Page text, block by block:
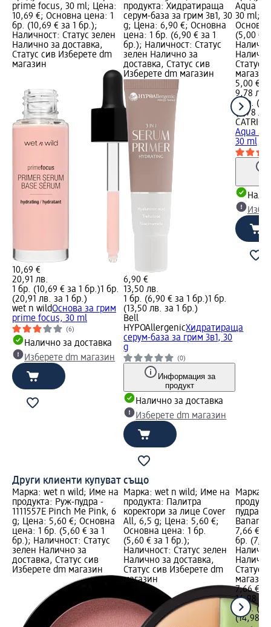
prime focus, 30 ml; Цена:
10,69 €; Основна цена: 1
бр. (10,69 € за 1 бр.);
Наличност: Статус зелен
Налично за доставка,
Статус сив Изберете dm
магазин
10,69 €
20,91 лв.
1 бр. (10,69 € за 1 бр.)1 бр.
(20,91 лв. за 1 бр.)
wet n wildОснова за грим
prime focus, 30 ml
(6)
Налично за доставка
Изберете dm магазин
продукта: Хидратираща
серум-база за грим 3в1, 30
g; Цена: 6,90 €; Основна
цена: 1 бр. (6,90 € за 1
бр.); Наличност: Статус
зелен Налично за
доставка, Статус сив
Изберете dm магазин
6,90 €
13,50 лв.
1 бр. (6,90 € за 1 бр.)1 бр.
(13,50 лв. за 1 бр.)
Bell
HYPOAllergenicХидратираща
серум-база за грим 3в1, 30
g
(0)
Информация за
продукт
Налично за доставка
Изберете dm магазин
Aqua
30 ml;
(5,00 €
Статус
магазин
5,00 €
9,78 лв.
1 бр.
(9,78
CATRICE
Aqua
30 ml
Други клиенти купуват също
Марка: wet n wild; Име на
продукта: Руж-пудра -
1111557E Pinch Me Pink, 6
g; Цена: 5,60 €; Основна
цена: 1 бр. (5,60 € за 1
бр.); Наличност: Статус
зелен Налично за
доставка, Статус сив
Изберете dm магазин
Марка: wet n wild; Име на
продукта: Палитра
коректори за лице Cover
All, 6,5 g; Цена: 5,60 €;
Основна цена: 1 бр.
(5,60 € за 1 бр.);
Наличност: Статус зелен
Налично за доставка,
Статус сив Изберете dm
магазин
Марка:
пудра
7,66 €;
бр.
Статус
магазин
7,66 €
14,98 лв.
1 бр.
(14,98